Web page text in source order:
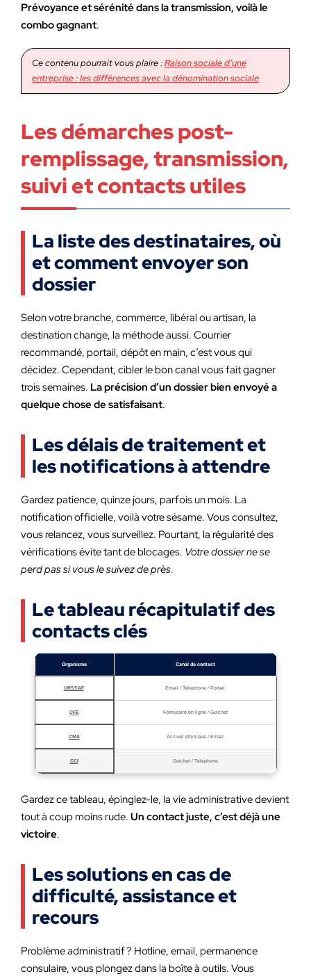
Prévoyance et sérénité dans la transmission, voilà le
combo gagnant.
Ce contenu pourrait vous plaire :Raison sociale d’une
entreprise : les différences avec la dénomination sociale
Les démarches post-
remplissage, transmission,
suivi et contacts utiles
La liste des destinataires, où
et comment envoyer son
dossier
Selon votre branche, commerce, libéral ou artisan, la
destination change, la méthode aussi. Courrier
recommandé, portail, dépôt en main, c’est vous qui
décidez. Cependant, cibler le bon canal vous fait gagner
trois semaines. La précision d’un dossier bien envoyé a
quelque chose de satisfaisant.
Les délais de traitement et
les notifications à attendre
Gardez patience, quinze jours, parfois un mois. La
notification officielle, voilà votre sésame. Vous consultez,
vous relancez, vous surveillez. Pourtant, la régularité des
vérifications évite tant de blocages. Votre dossier ne se
perd pas si vous le suivez de près.
Le tableau récapitulatif des
contacts clés
Organisme Canal de contact
URSSAF Email / Téléphone / Portail
CFE Formulaire en ligne / Guichet
CMA Accueil physique / Email
CCI Guichet / Téléphone
Gardez ce tableau, épinglez-le, la vie administrative devient
tout à coup moins rude. Un contact juste, c’est déjà une
victoire.
Les solutions en cas de
difficulté, assistance et
recours
Problème administratif ? Hotline, email, permanence
consulaire, vous plongez dans la boîte à outils. Vous